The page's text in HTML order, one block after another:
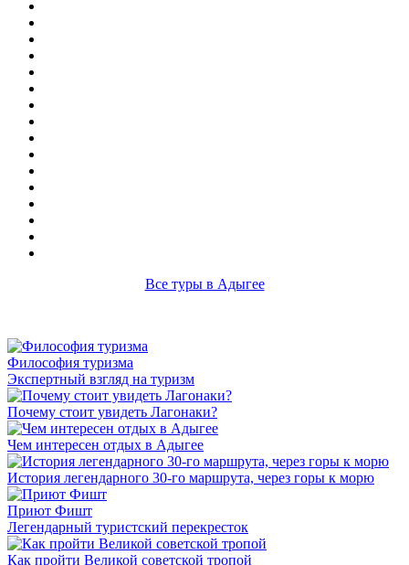
Все туры в Адыгее
Философия туризма
Экспертный взгляд на туризм
Почему стоит увидеть Лагонаки?
Чем интересен отдых в Адыгее
История легендарного 30-го маршрута, через горы к морю
Приют Фишт
Легендарный туристский перекресток
Как пройти Великой советской тропой